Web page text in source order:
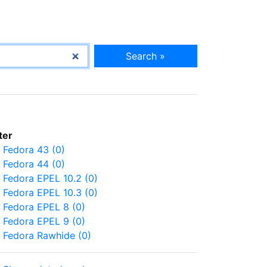
Search »
Fedora 43 (0)
Fedora 44 (0)
Fedora EPEL 10.2 (0)
Fedora EPEL 10.3 (0)
Fedora EPEL 8 (0)
Fedora EPEL 9 (0)
Fedora Rawhide (0)